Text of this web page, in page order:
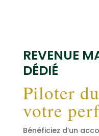
REVENUE
DÉDIÉ
Piloter
votre
Bénéficiez d’un